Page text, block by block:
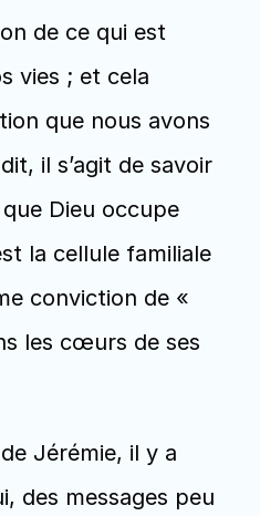
de ce qui est
vies ; et cela
que nous avons
il s’agit de savoir
Dieu occupe
la cellule familiale
conviction de «
les cœurs de ses
Jérémie, il y a
des messages peu